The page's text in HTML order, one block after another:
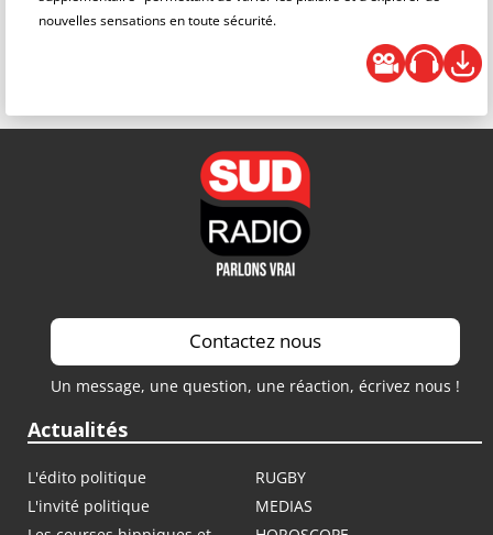
nouvelles sensations en toute sécurité.
Contactez nous
Un message, une question, une réaction, écrivez nous !
Actualités
L'édito politique
RUGBY
L'invité politique
MEDIAS